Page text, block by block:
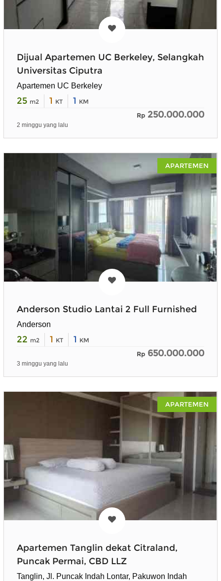
Dijual Apartemen UC Berkeley, Selangkah
Universitas Ciputra
Apartemen UC Berkeley
25 m2 1 KT 1 KM
Rp 250.000.000
2 minggu yang lalu
APARTEMEN
Anderson Studio Lantai 2 Full Furnished
Anderson
22 m2 1 KT 1 KM
Rp 650.000.000
3 minggu yang lalu
APARTEMEN
Apartemen Tanglin dekat Citraland,
Puncak Permai, CBD LLZ
Tanglin, Jl. Puncak Indah Lontar, Pakuwon Indah